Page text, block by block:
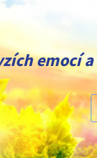
emocí